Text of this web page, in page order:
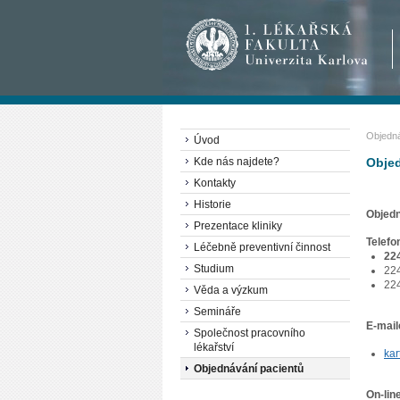
E-
On-
Úvod
Kde nás najdete?
Kontakty
Historie
Prezentace kliniky
Léčebně preventivní činnost
Studium
Věda a výzkum
Semináře
Společnost pracovního
lékařství
Objednávání pacientů